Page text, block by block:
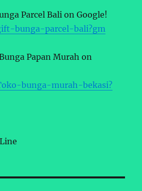
Parcel Bali on Google!
bunga-parcel-bali?gm
Papan Murah on
bunga-murah-bekasi?